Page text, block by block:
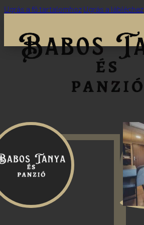
Ugrás a fő tartalomhoz Ugrás a lábléchez